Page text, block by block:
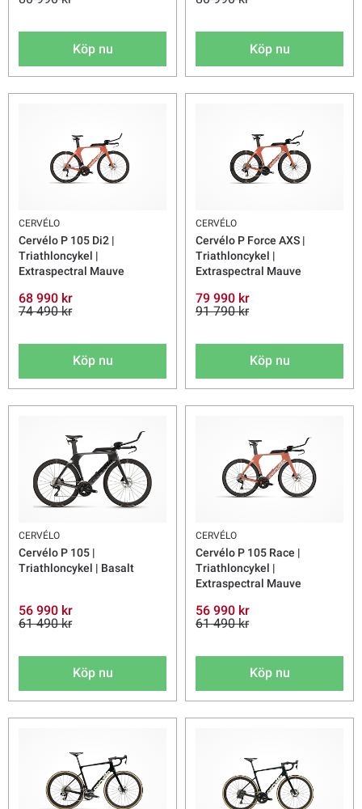
Köp nu Köp nu
CERVÉLO
Cervélo P 105 Di2 |
Triathloncykel |
Extraspectral Mauve
68 990 kr
74 490 kr
Köp nu
CERVÉLO
Cervélo P Force AXS |
Triathloncykel |
Extraspectral Mauve
79 990 kr
91 790 kr
Köp nu
CERVÉLO
Cervélo P 105 |
Triathloncykel | Basalt
56 990 kr
61 490 kr
Köp nu
CERVÉLO
Cervélo P 105 Race |
Triathloncykel |
Extraspectral Mauve
56 990 kr
61 490 kr
Köp nu